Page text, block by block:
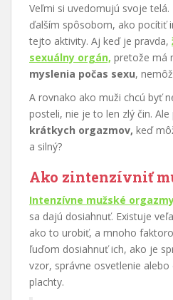
Veľmi si uvedomujú svoje
ďalším spôsobom, ako pocítiť
tejto aktivity. Aj keď je pravda,
sexuálny orgán, pretože má
myslenia počas sexu,
A rovnako ako muži chcú byť
posteli, nie je to len zlý čin.
krátkych orgazmov, keď
a silný?
Ako zintenzívniť
Intenzívne mužské
sa dajú dosiahnuť. Existuje
ako to urobiť, a mnoho
ľuďom dosiahnuť ich, ako je
vzor, správne osvetlenie
plachty.